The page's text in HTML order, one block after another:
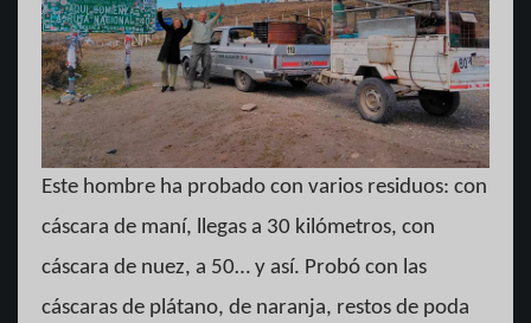
Este hombre ha probado con varios residuos: con
cáscara de maní, llegas a 30 kilómetros, con
cáscara de nuez, a 50… y así. Probó con las
cáscaras de plátano, de naranja, restos de poda